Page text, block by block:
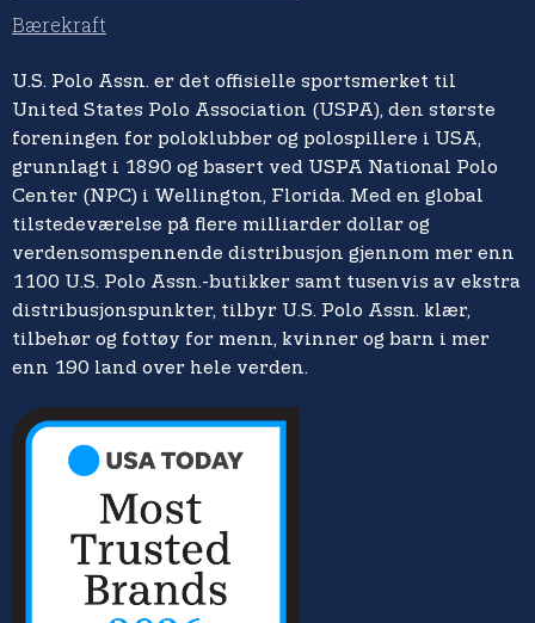
Bærekraft
U.S. Polo Assn. er det offisielle sportsmerket til
United States Polo Association (USPA), den største
foreningen for poloklubber og polospillere i USA,
grunnlagt i 1890 og basert ved USPA National Polo
Center (NPC) i Wellington, Florida. Med en global
tilstedeværelse på flere milliarder dollar og
verdensomspennende distribusjon gjennom mer enn
1100 U.S. Polo Assn.-butikker samt tusenvis av ekstra
distribusjonspunkter, tilbyr U.S. Polo Assn. klær,
tilbehør og fottøy for menn, kvinner og barn i mer
enn 190 land over hele verden.